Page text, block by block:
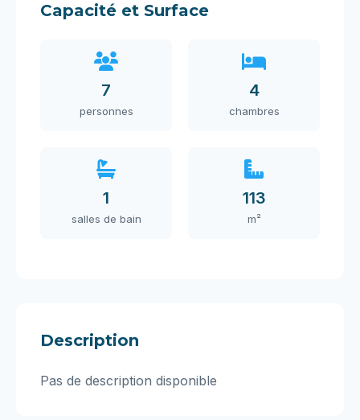
Capacité et Surface
7
personnes
4
chambres
1
salles de bain
113
m²
Description
Pas de description disponible